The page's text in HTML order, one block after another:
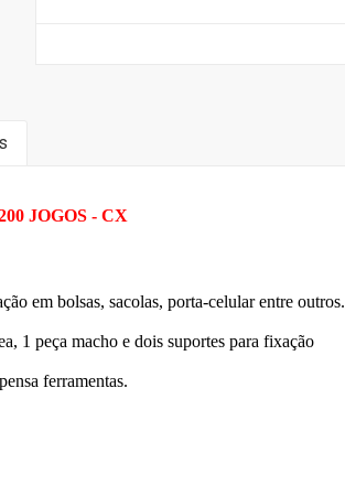
JOGOS - CX
bolsas, sacolas, porta-celular entre outros.
e dois suportes para fixação